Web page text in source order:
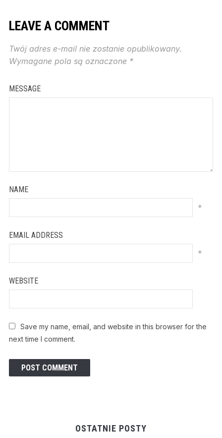
LEAVE A COMMENT
Twój adres e-mail nie zostanie opublikowany.
Wymagane pola są oznaczone *
MESSAGE
NAME
*
EMAIL ADDRESS
*
WEBSITE
Save my name, email, and website in this browser for the
next time I comment.
OSTATNIE POSTY